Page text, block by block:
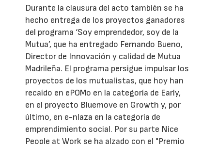
Durante la clausura del acto también se ha
hecho entrega de los proyectos ganadores
del programa ‘Soy emprendedor, soy de la
Mutua’, que ha entregado Fernando Bueno,
Director de Innovación y calidad de Mutua
Madrileña. El programa persigue impulsar los
proyectos de los mutualistas, que hoy han
recaído en ePOMo en la categoría de Early,
en el proyecto Bluemove en Growth y, por
último, en e-nlaza en la categoría de
emprendimiento social. Por su parte Nice
People at Work se ha alzado con el "Premio